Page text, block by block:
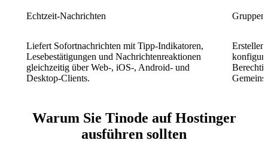
Echtzeit-Nachrichten
Liefert Sofortnachrichten mit Tipp-Indikatoren,
Lesebestätigungen und Nachrichtenreaktionen
gleichzeitig über Web-, iOS-, Android- und
Desktop-Clients.
Erstellen
Warum Sie Tinode auf Hostinger
ausführen sollten